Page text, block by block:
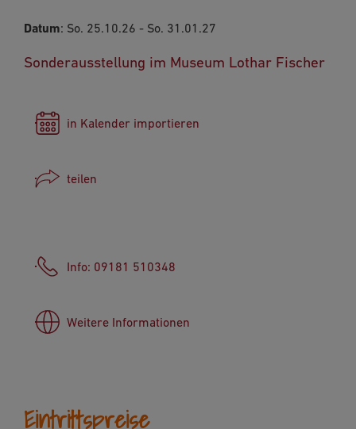
Datum: So. 25.10.26 - So. 31.01.27
Sonderausstellung im Museum Lothar Fischer
in Kalender importieren
teilen
Info: 09181 510348
Weitere Informationen
Eintrittspreise